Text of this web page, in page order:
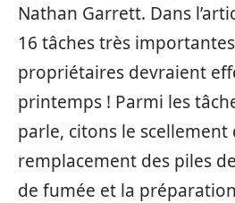
Nathan Garrett. Dans
16 tâches très
propriétaires devraient
printemps ! Parmi les
parle, citons le scellement
remplacement des piles
de fumée et la